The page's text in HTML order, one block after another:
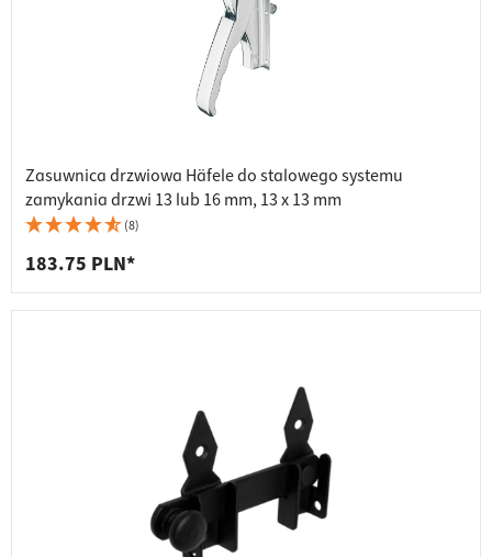
Zasuwnica drzwiowa Häfele do stalowego systemu
zamykania drzwi 13 lub 16 mm, 13 x 13 mm
(8)
183.75 PLN*